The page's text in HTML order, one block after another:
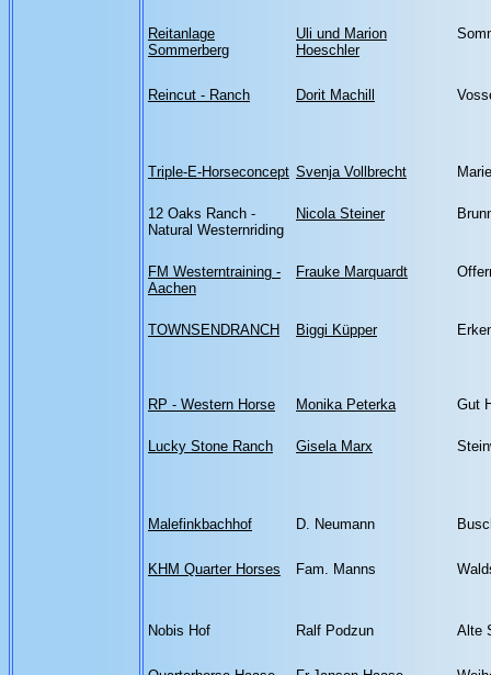
Reitanlage
Sommerberg
Uli und Marion
Hoeschler
Reincut - Ranch Dorit Machill
Triple-E-Horseconcept Svenja Vollbrecht
12 Oaks Ranch -
Natural Westernriding
Nicola Steiner
FM Westerntraining -
Aachen
Frauke Marquardt
TOWNSENDRANCH Biggi Küpper
RP - Western Horse Monika Peterka Gut
Lucky Stone Ranch Gisela Marx
Malefinkbachhof D. Neumann
KHM Quarter Horses Fam. Manns
Nobis Hof Ralf Podzun Alte